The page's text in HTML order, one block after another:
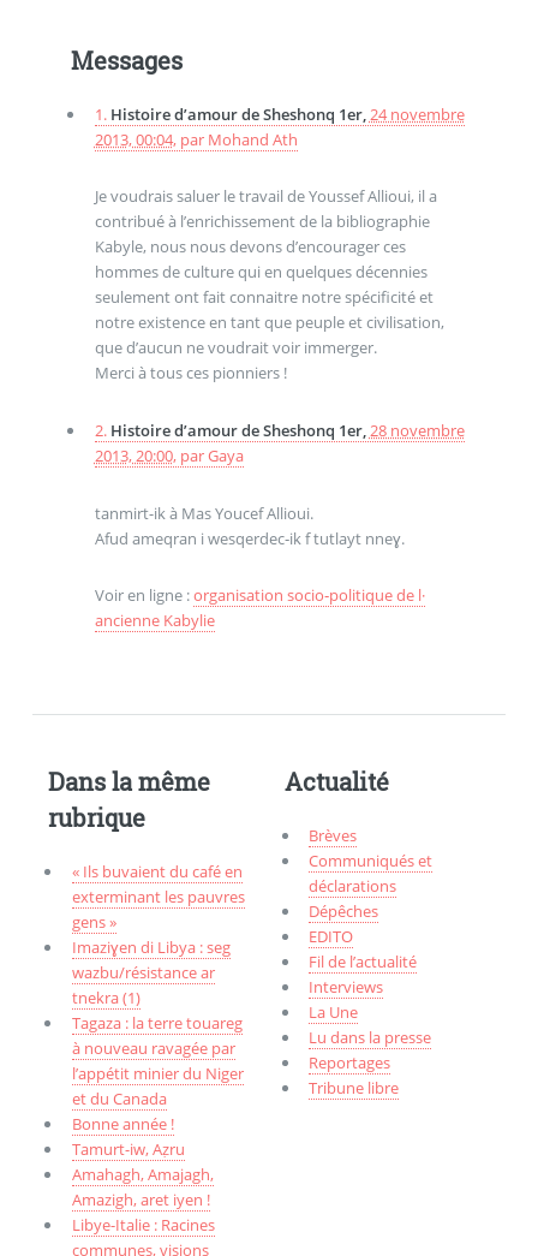
Messages
1. Histoire d’amour de Sheshonq 1er, 24 novembre
2013, 00:04, par Mohand Ath
Je voudrais saluer le travail de Youssef Allioui, il a
contribué à l’enrichissement de la bibliographie
Kabyle, nous nous devons d’encourager ces
hommes de culture qui en quelques décennies
seulement ont fait connaitre notre spécificité et
notre existence en tant que peuple et civilisation,
que d’aucun ne voudrait voir immerger.
Merci à tous ces pionniers !
2. Histoire d’amour de Sheshonq 1er,28 novembre
2013, 20:00, parGaya
tanmirt-ik à Mas Youcef Allioui.
Afud ameqran i wesqerdec‑ik f tutlayt nneɣ.
Voir en ligne :organisation socio‑politique de l·
ancienne Kabylie
Dans la même
rubrique
« Ils buvaient du café en
exterminant les pauvres
gens »
Imaziɣen di Libya : seg
wazbu/résistance ar
tnekra (1)
Tagaza : la terre touareg
à nouveau ravagée par
l’appétit minier du Niger
et du Canada
Bonne année !
Tamurt-iw, Aẓru
Amahagh, Amajagh,
Amazigh, aret iyen !
Libye-Italie : Racines
communes, visions
Actualité
Brèves
Communiqués et
déclarations
Dépêches
EDITO
Fil de l’actualité
Interviews
La Une
Lu dans la presse
Reportages
Tribune libre